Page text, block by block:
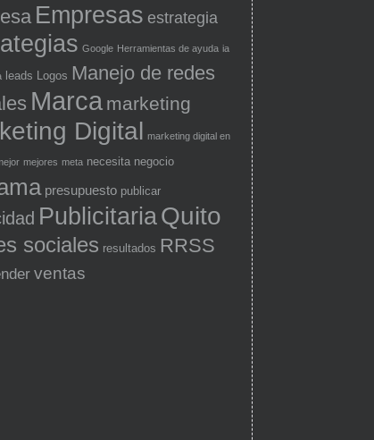
Empresas estrategia
Google Herramientas de ayuda ia
leads Logos Manejo de redes
Marca marketing
Digital marketing digital en
mejores meta necesita negocio
presupuesto publicar
PublicitariaQuito
sociales resultados RRSS
ventas